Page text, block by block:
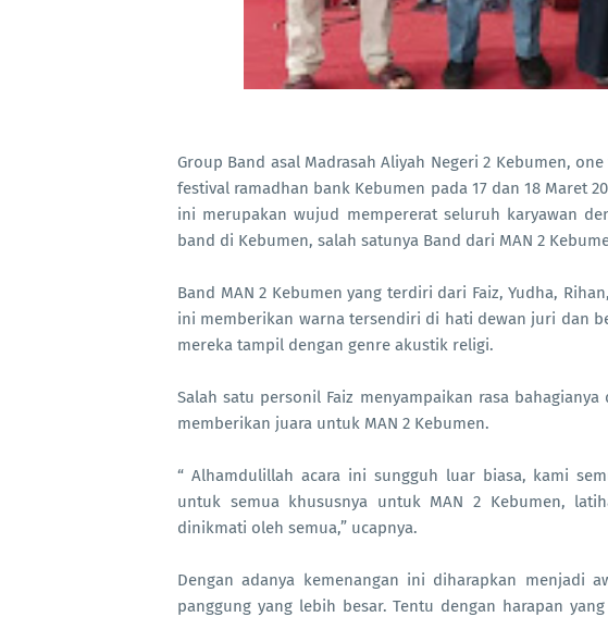
Group Band asal Madrasah Aliyah Negeri 2 Kebumen,
festival ramadhan bank Kebumen pada 17 dan 18 Maret
ini merupakan wujud mempererat seluruh karyawan
band di Kebumen, salah satunya Band dari MAN 2
Band MAN 2 Kebumen yang terdiri dari Faiz, Yudha,
ini memberikan warna tersendiri di hati dewan juri dan
mereka tampil dengan genre akustik religi.
Salah satu personil Faiz menyampaikan rasa
memberikan juara untuk MAN 2 Kebumen.
“ Alhamdulillah acara ini sungguh luar biasa, kami
untuk semua khususnya untuk MAN 2 Kebumen,
dinikmati oleh semua,” ucapnya.
Dengan adanya kemenangan ini diharapkan menjadi
panggung yang lebih besar. Tentu dengan harapan